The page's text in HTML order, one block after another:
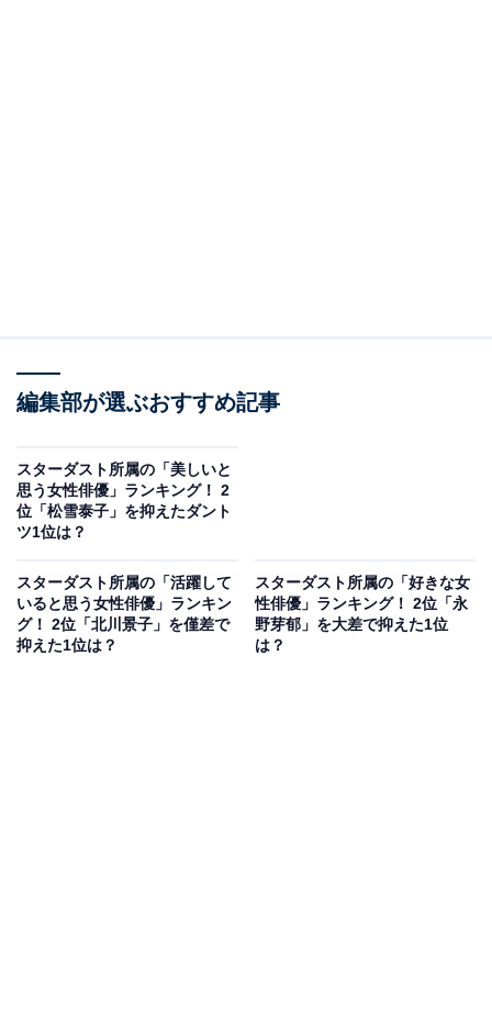
編集部が選ぶおすすめ記事
スターダスト所属の「美しいと
思う女性俳優」ランキング！ 2
位「松雪泰子」を抑えたダント
ツ1位は？
スターダスト所属の「活躍して
いると思う女性俳優」ランキン
グ！ 2位「北川景子」を僅差で
抑えた1位は？
スターダスト所属の「好きな女
性俳優」ランキング！ 2位「永
野芽郁」を大差で抑えた1位
は？